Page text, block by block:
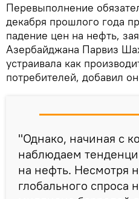
Перевыполнение
декабря прошлого года
падение цен на нефть,
Азербайджана Парвиз
устраивала как
потребителей, добавил
"Однако, начиная с
наблюдаем
на нефть. Несмотря
глобального спроса